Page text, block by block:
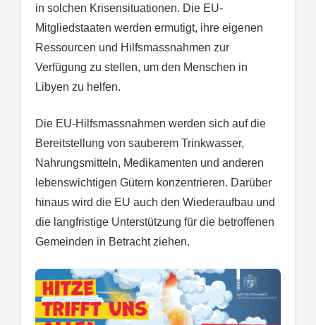
in solchen Krisensituationen. Die EU-
Mitgliedstaaten werden ermutigt, ihre eigenen
Ressourcen und Hilfsmassnahmen zur
Verfügung zu stellen, um den Menschen in
Libyen zu helfen.
Die EU-Hilfsmassnahmen werden sich auf die
Bereitstellung von sauberem Trinkwasser,
Nahrungsmitteln, Medikamenten und anderen
lebenswichtigen Gütern konzentrieren. Darüber
hinaus wird die EU auch den Wiederaufbau und
die langfristige Unterstützung für die betroffenen
Gemeinden in Betracht ziehen.